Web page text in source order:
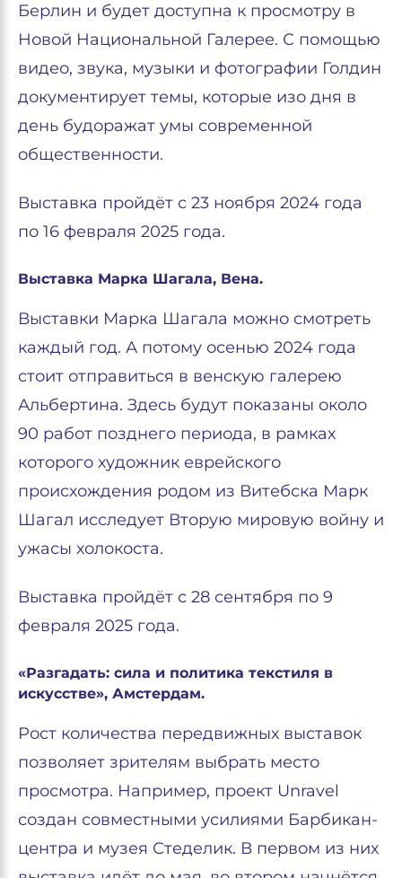
Берлин и будет доступна к просмотру в
Новой Национальной Галерее. С помощью
видео, звука, музыки и фотографии Голдин
документирует темы, которые изо дня в
день будоражат умы современной
общественности.
Выставка пройдёт с 23 ноября 2024 года
по 16 февраля 2025 года.
Выставка Марка Шагала, Вена.
Выставки Марка Шагала можно смотреть
каждый год. А потому осенью 2024 года
стоит отправиться в венскую галерею
Альбертина. Здесь будут показаны около
90 работ позднего периода, в рамках
которого художник еврейского
происхождения родом из Витебска Марк
Шагал исследует Вторую мировую войну и
ужасы холокоста.
Выставка пройдёт с 28 сентября по 9
февраля 2025 года.
«Разгадать: сила и политика текстиля в
искусстве», Амстердам.
Рост количества передвижных выставок
позволяет зрителям выбрать место
просмотра. Например, проект Unravel
создан совместными усилиями Барбикан-
центра и музея Стеделик. В первом из них